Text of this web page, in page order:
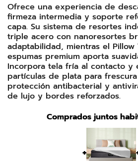
Ofrece una experiencia de
firmeza intermedia y soporte
capa. Su sistema de resortes
triple acero con nanoresortes
adaptabilidad, mientras el
espumas premium aporta
Incorpora tela fría al contacto y
partículas de plata para
protección antibacterial y
de lujo y bordes reforzados.
Comprados juntos
+